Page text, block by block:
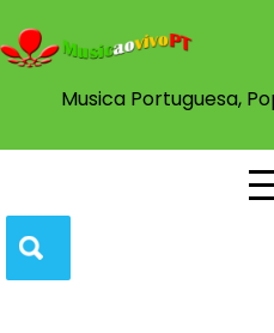
Musica Portuguesa,